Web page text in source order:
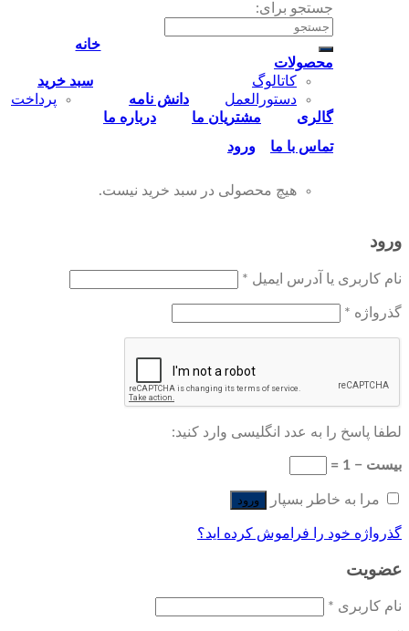
جستجو برای:
خانه
محصولات
کاتالوگ
دستورالعمل
دانش نامه
سبد خرید
پرداخت
گالری
مشتریان ما
درباره ما
تماس‌ با‌ ما
ورود
هیچ محصولی در سبد خرید نیست.
ورود
نام کاربری یا آدرس ایمیل *
گذرواژه *
لطفا پاسخ را به عدد انگلیسی وارد کنید:
بیست − 1 =
مرا به خاطر بسپار ورود
گذرواژه خود را فراموش کرده اید؟
عضویت
نام کاربری *